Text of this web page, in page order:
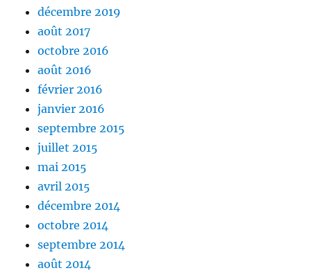
décembre 2019
août 2017
octobre 2016
août 2016
février 2016
janvier 2016
septembre 2015
juillet 2015
mai 2015
avril 2015
décembre 2014
octobre 2014
septembre 2014
août 2014